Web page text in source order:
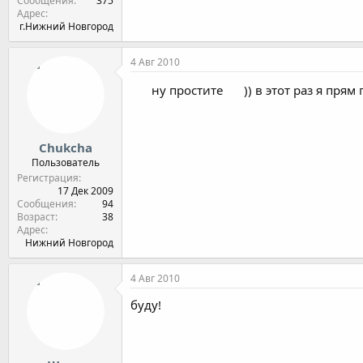
Адрес
г.Нижний Новгород
Chukcha
Пользователь
Регистрация
17 Дек 2009
Сообщения
94
Возраст
38
Адрес
Нижний Новгород
4 Авг 2010
ну простите )) в этот раз я прям
4 Авг 2010
буду!